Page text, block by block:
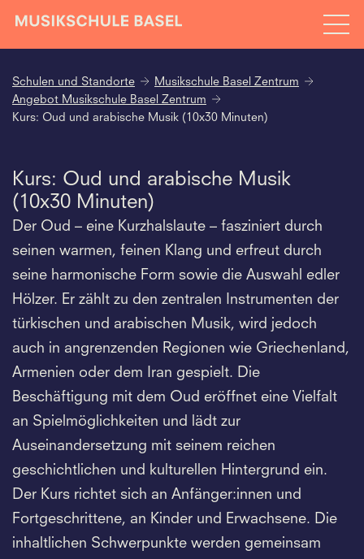
Schulen und Standorte
Musikschule Basel Zentrum
Angebot Musikschule Basel Zentrum
Kurs: Oud und arabische Musik (10x30 Minuten)
Kurs: Oud und arabische Musik
(10x30 Minuten)
Der Oud – eine Kurzhalslaute – fasziniert durch
seinen warmen, feinen Klang und erfreut durch
seine harmonische Form sowie die Auswahl edler
Hölzer. Er zählt zu den zentralen Instrumenten der
türkischen und arabischen Musik, wird jedoch
auch in angrenzenden Regionen wie Griechenland,
Armenien oder dem Iran gespielt. Die
Beschäftigung mit dem Oud eröffnet eine Vielfalt
an Spielmöglichkeiten und lädt zur
Auseinandersetzung mit seinem reichen
geschichtlichen und kulturellen Hintergrund ein.
Der Kurs richtet sich an Anfänger:innen und
Fortgeschrittene, an Kinder und Erwachsene. Die
inhaltlichen Schwerpunkte werden gemeinsam